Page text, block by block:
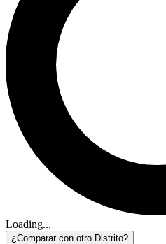
Loading...
¿Comparar con otro Distrito?